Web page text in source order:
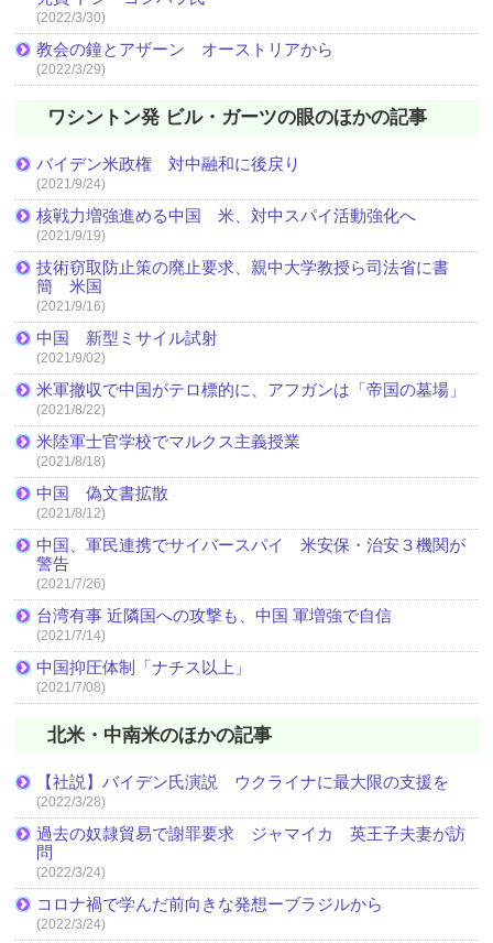
(2022/3/30)
教会の鐘とアザーン オーストリアから
(2022/3/29)
ワシントン発 ビル・ガーツの眼のほかの記事
バイデン米政権 対中融和に後戻り
(2021/9/24)
核戦力増強進める中国 米、対中スパイ活動強化へ
(2021/9/19)
技術窃取防止策の廃止要求、親中大学教授ら司法省に書
簡 米国
(2021/9/16)
中国 新型ミサイル試射
(2021/9/02)
米軍撤収で中国がテロ標的に、アフガンは「帝国の墓場」
(2021/8/22)
米陸軍士官学校でマルクス主義授業
(2021/8/18)
中国 偽文書拡散
(2021/8/12)
中国、軍民連携でサイバースパイ 米安保・治安３機関が
警告
(2021/7/26)
台湾有事 近隣国への攻撃も、中国 軍増強で自信
(2021/7/14)
中国抑圧体制「ナチス以上」
(2021/7/08)
北米・中南米のほかの記事
【社説】バイデン氏演説 ウクライナに最大限の支援を
(2022/3/28)
過去の奴隷貿易で謝罪要求 ジャマイカ 英王子夫妻が訪
問
(2022/3/24)
コロナ禍で学んだ前向きな発想ーブラジルから
(2022/3/24)